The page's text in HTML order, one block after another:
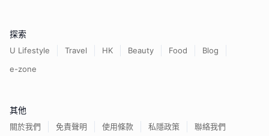
探索
U Lifestyle Travel HK Beauty Food
Blog
e-zone
其他
關於我們 免責聲明 使用條款 私隱政策 聯絡我們